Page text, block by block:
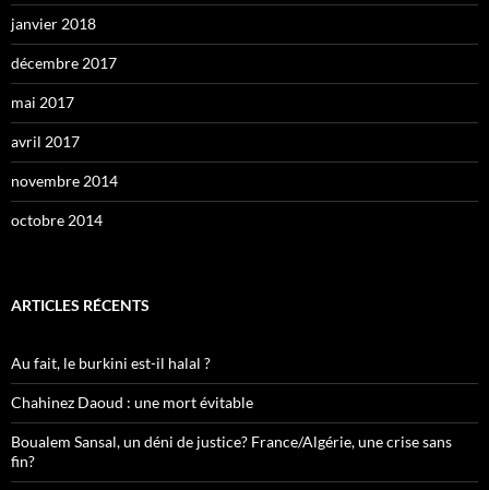
janvier 2018
décembre 2017
mai 2017
avril 2017
novembre 2014
octobre 2014
ARTICLES RÉCENTS
Au fait, le burkini est-il halal ?
Chahinez Daoud : une mort évitable
Boualem Sansal, un déni de justice? France/Algérie, une crise sans
fin?